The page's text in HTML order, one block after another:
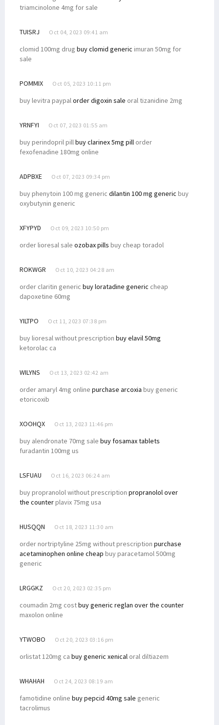
triamcinolone 4mg for sale
TUISRJ Oct 04, 2023 09:41 am
clomid 100mg drug buy clomid generic imuran 50mg for
sale
POMMIX Oct 05, 2023 10:11 pm
buy levitra paypalorder digoxin sale oral tizanidine 2mg
YRNFYI Oct 07, 2023 01:55 am
buy perindopril pillbuy clarinex 5mg pill order
fexofenadine 180mg online
ADPBXE Oct 07, 2023 09:34 pm
buy phenytoin 100 mg generic dilantin 100 mg generic buy
oxybutynin generic
XFYPYD Oct 09, 2023 10:50 pm
order lioresal sale ozobax pills buy cheap toradol
ROKWGR Oct 10, 2023 04:28 am
order claritin generic buy loratadine generic cheap
dapoxetine 60mg
YILTPO Oct 11, 2023 07:38 pm
buy lioresal without prescription buy elavil 50mg
ketorolac ca
WILYNS Oct 13, 2023 02:42 am
order amaryl 4mg online purchase arcoxia buy generic
etoricoxib
XOOHQX Oct 13, 2023 11:46 pm
buy alendronate 70mg sale buy fosamax tablets
furadantin 100mg us
LSFUAU Oct 16, 2023 06:24 am
buy propranolol without prescription propranolol over
the counterplavix 75mg usa
HUSQQN Oct 18, 2023 11:30 am
order nortriptyline 25mg without prescription purchase
acetaminophen online cheap buy paracetamol 500mg
generic
LRGGKZ Oct 20, 2023 02:35 pm
coumadin 2mg costbuy generic reglan over the counter
maxolon online
YTWOBO Oct 20, 2023 03:16 pm
orlistat 120mg ca buy generic xenical oral diltiazem
WHAHAH Oct 24, 2023 08:19 am
famotidine online buy pepcid 40mg sale generic
tacrolimus